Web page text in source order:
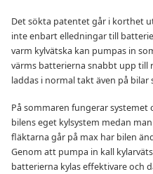
Det sökta patentet går i korthet
inte enbart elledningar till
varm kylvätska kan pumpas in
värms batterierna snabbt upp till
laddas i normal takt även på
På sommaren fungerar systemet
bilens eget kylsystem medan
fläktarna går på max har bilen
Genom att pumpa in kall
batterierna kylas effektivare och